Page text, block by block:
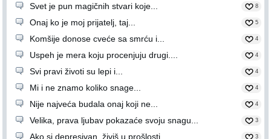
Svet je pun magičnih stvari koje... 8
Onaj ko je moj prijatelj, taj... 5
Komšije donose cveće sa smrću i... 4
Uspeh je mera koju procenjuju drugi.... 4
Svi pravi životi su lepi i... 4
Mi i ne znamo koliko snage... 4
Nije najveća budala onaj koji ne... 4
Velika, prava ljubav pokazaće svoju snagu... 3
Ako si depresivan, živiš u prošlosti.... 3